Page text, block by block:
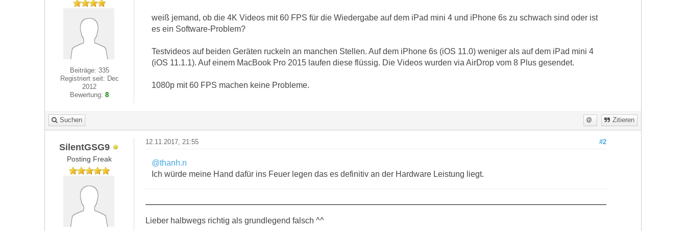
Beiträge: 335
Registriert seit: Dec
2012
Bewertung:8
weiß jemand, ob die 4K Videos mit 60 FPS für die Wiedergabe auf dem iPad mini 4 und iPhone 6s zu schwach sind oder ist
es ein Software-Problem?
Testvideos auf beiden Geräten ruckeln an manchen Stellen. Auf dem iPhone 6s (iOS 11.0) weniger als auf dem iPad mini 4
(iOS 11.1.1). Auf einem MacBook Pro 2015 laufen diese flüssig. Die Videos wurden via AirDrop vom 8 Plus gesendet.
1080p mit 60 FPS machen keine Probleme.
Suchen Zitieren
SilentGSG9
Posting Freak
#2
12.11.2017, 21:55
@thanh.n
Ich würde meine Hand dafür ins Feuer legen das es definitiv an der Hardware Leistung liegt.
Lieber halbwegs richtig als grundlegend falsch ^^